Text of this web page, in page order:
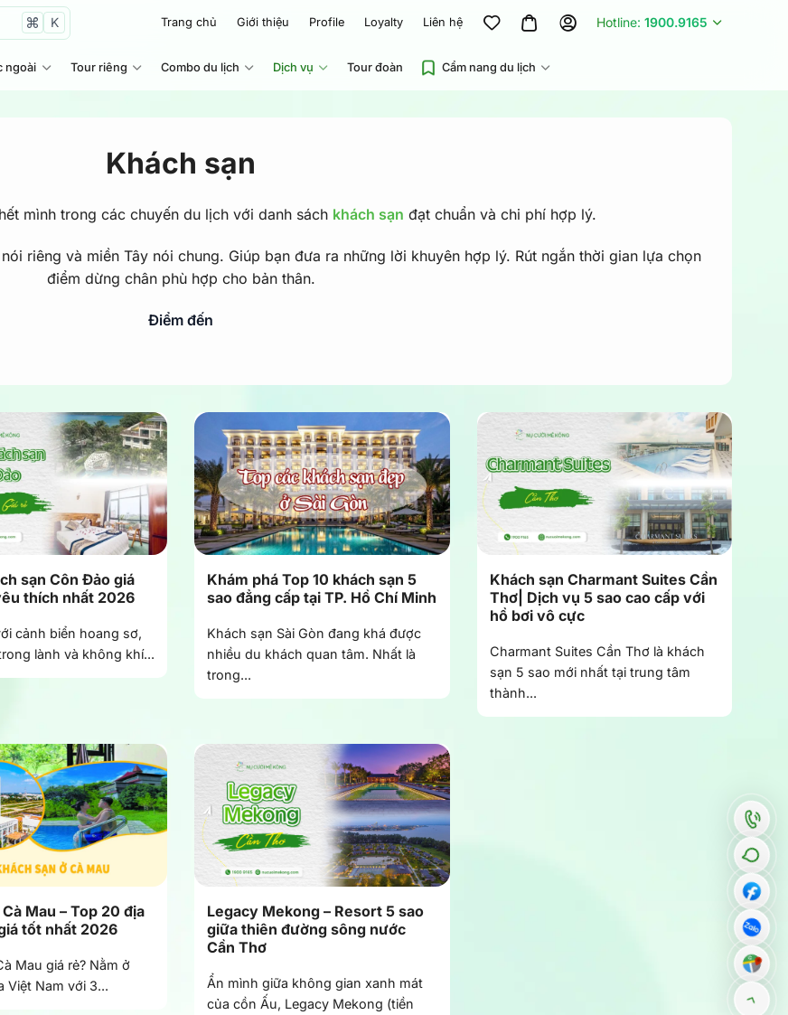
K Trang chủ Giới thiệu Profile Loyalty Liên hệ Hotline: 1900.9165
ngoài Tour riêng Combo du lịch Dịch vụ Tour đoàn Cẩm nang du lịch
Khách sạn
mình trong các chuyến du lịch với danh sách khách sạn đạt chuẩn và chi phí hợp lý.
riêng và miền Tây nói chung. Giúp bạn đưa ra những lời khuyên hợp lý. Rút ngắn thời gian lựa chọn
điểm dừng chân phù hợp cho bản thân.
Điểm đến
sạn Côn Đảo giá
thích nhất 2026
cảnh biển hoang sơ,
lành và không khí...
Khám phá Top 10 khách sạn 5
sao đẳng cấp tại TP. Hồ Chí Minh
Khách sạn Sài Gòn đang khá được
nhiều du khách quan tâm. Nhất là
trong...
Khách sạn Charmant Suites Cần
Thơ| Dịch vụ 5 sao cao cấp với
hồ bơi vô cực
Charmant Suites Cần Thơ là khách
sạn 5 sao mới nhất tại trung tâm
thành...
Mau – Top 20 địa
tốt nhất 2026
Mau giá rẻ? Nằm ở
Việt Nam với 3...
Legacy Mekong – Resort 5 sao
giữa thiên đường sông nước
Cần Thơ
Ẩn mình giữa không gian xanh mát
của cồn Ấu, Legacy Mekong (tiền